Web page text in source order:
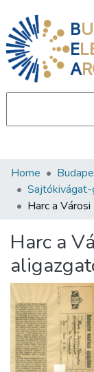
B
E
A
Communities
All of DSpace
About us
Home
Harc a